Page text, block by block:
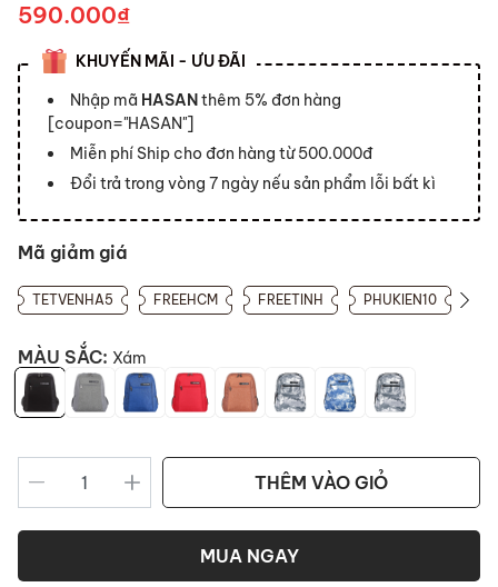
590.000₫
KHUYẾN MÃI - ƯU ĐÃI
Nhập mã HASANthêm 5% đơn hàng
[coupon="HASAN"]
Miễn phí Ship cho đơn hàng từ 500.000đ
Đổi trả trong vòng 7 ngày nếu sản phẩm lỗi bất kì
Mã giảm giá
TETVENHA5 FREEHCM FREETINH PHUKIEN10
MÀU SẮC: Xám
THÊM VÀO GIỎ
MUA NGAY